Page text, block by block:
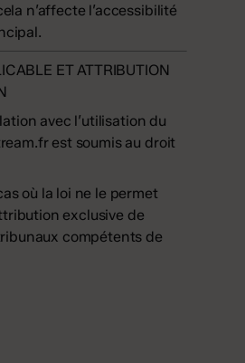
n’affecte l’accessibilité
ET ATTRIBUTION
avec l’utilisation du
est soumis au droit
où la loi ne le permet
exclusive de
compétents de